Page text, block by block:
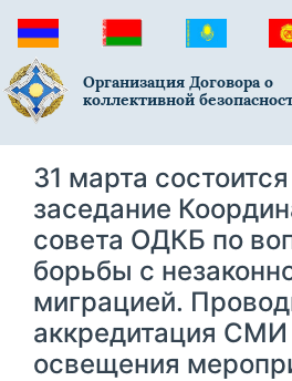
Организация Договора о
коллективной
31 марта
заседание
совета ОДКБ по
борьбы с
миграцией.
аккредитация СМИ
освещения